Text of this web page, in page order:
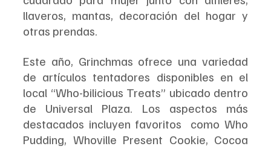
llaveros, mantas, decoración del hogar y
otras prendas.
Este año, Grinchmas ofrece una variedad
de artículos tentadores disponibles en el
local “Who-bilicious Treats” ubicado dentro
de Universal Plaza. Los aspectos más
destacados incluyen favoritos  como Who
Pudding, Whoville Present Cookie, Cocoa